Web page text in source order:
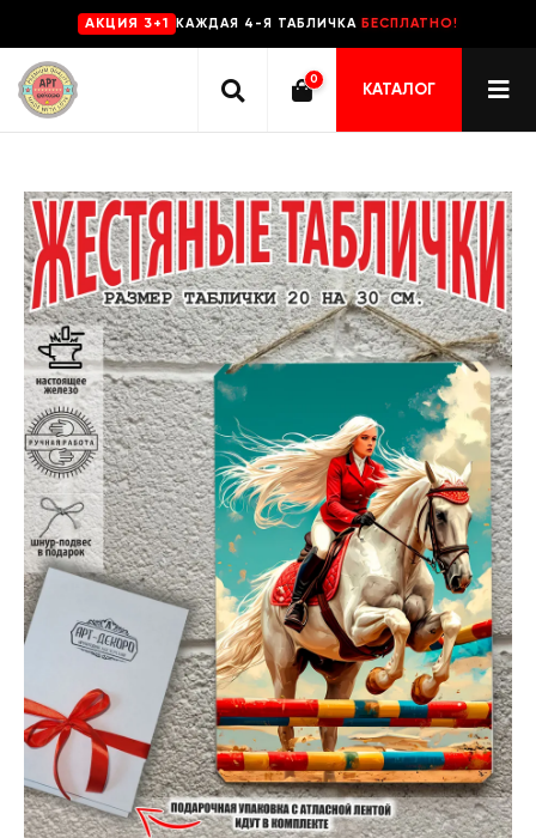
AKЦИЯ 3+1 КАЖДАЯ 4-Я ТАБЛИЧКА БЕСПЛАТНО!
0
КАТАЛОГ